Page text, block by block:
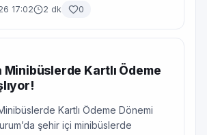
17:02 2 dk 0
Minibüslerde Kartlı Ödeme
Kartlı Ödeme Dönemi
şehir içi minibüslerde